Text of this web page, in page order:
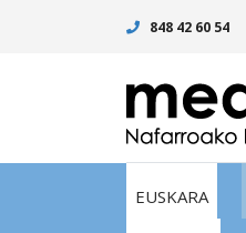
848 42 60 54
EUSKARA